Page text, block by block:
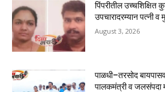
पिंपरीतील उच्चशिक्षित
उपचारादरम्यान पत्नी व
August 3, 2026
पाळधी–तरसोद
पालकमंत्री व जलसंपदा